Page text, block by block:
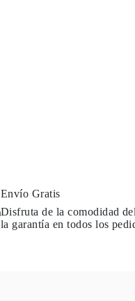
Envío Gratis
Disfruta de la comodidad
la garantía en todos los